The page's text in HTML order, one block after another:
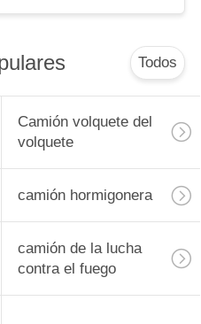
Todos
Camión volquete del
volquete
camión hormigonera
camión de la lucha
contra el fuego